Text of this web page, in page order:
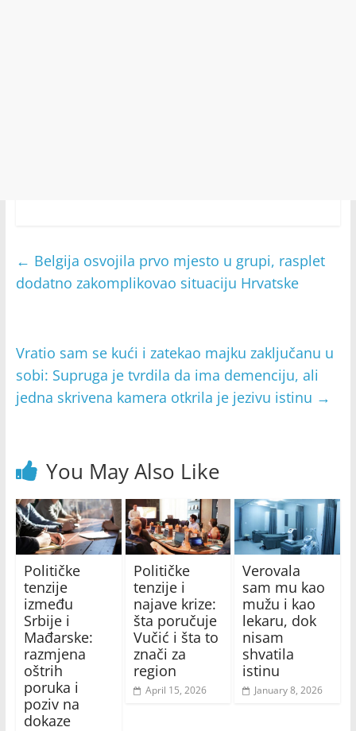
← Belgija osvojila prvo mjesto u grupi, rasplet
dodatno zakomplikovao situaciju Hrvatske
Vratio sam se kući i zatekao majku zaključanu u
sobi: Supruga je tvrdila da ima demenciju, ali
jedna skrivena kamera otkrila je jezivu istinu →
You May Also Like
Političke
tenzije
između
Srbije i
Mađarske:
razmjena
oštrih
poruka i
poziv na
dokaze
Političke
tenzije i
najave krize:
šta poručuje
Vučić i šta to
znači za
region
April 15, 2026
Verovala
sam mu kao
mužu i kao
lekaru, dok
nisam
shvatila
istinu
January 8, 2026